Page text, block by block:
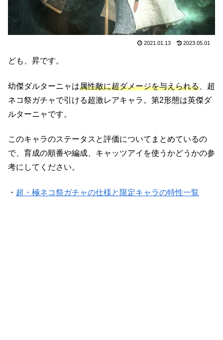
2021.01.13 2023.05.01
ども、昇です。
幼傑ダルターニャは属性敵に超ダメージを与えられる 、超
ネコ祭ガチャで引ける超激レアキャラ。第2形態は英傑ダ
ルターニャです。
このキャラのステータスと評価についてまとめているの
で、育成の順番や編成、キャッツアイを使うかどうかの参
考にしてください。
・ 超・極ネコ祭ガチャの仕様と限定キャラの特性一覧